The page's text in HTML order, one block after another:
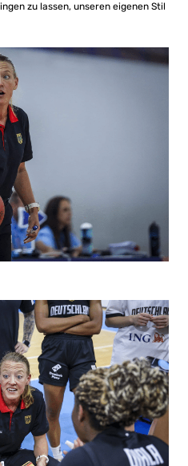
zu lassen, unseren eigenen Stil